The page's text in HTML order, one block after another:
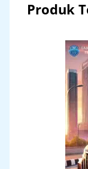
Produk